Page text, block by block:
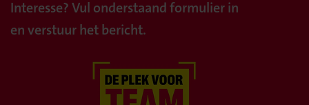
Interesse? Vul onderstaand formulier in
en verstuur het bericht.